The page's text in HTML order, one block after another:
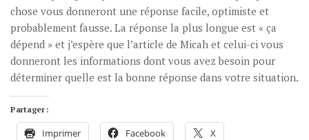
chose vous donneront une réponse facile, optimiste et
probablement fausse. La réponse la plus longue est « ça
dépend » et j’espère que l’article de Micah et celui-ci vous
donneront les informations dont vous avez besoin pour
déterminer quelle est la bonne réponse dans votre situation.
Partager :
Imprimer Facebook X